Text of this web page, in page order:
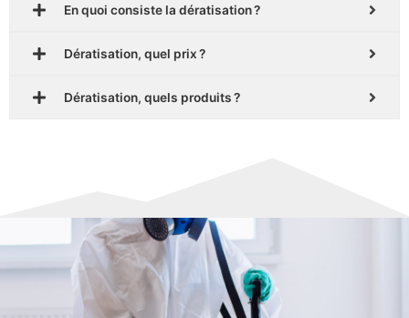
En quoi consiste la dératisation ?
Dératisation, quel prix ?
Dératisation, quels produits ?